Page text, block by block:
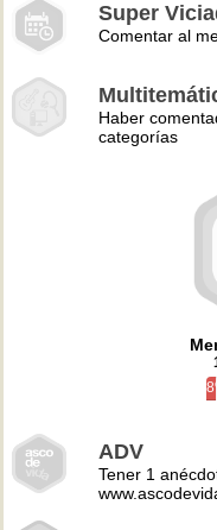
Super
Comentar al
Haber
categorías
ADV
Tener 1